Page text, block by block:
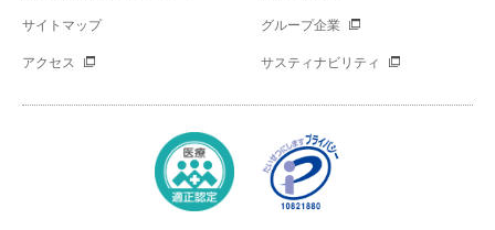
サイトマップ グループ企業
アクセス サスティナビリティ